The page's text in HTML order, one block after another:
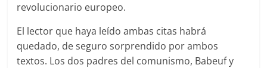
revolucionario europeo.
El lector que haya leído ambas citas habrá
quedado, de seguro sorprendido por ambos
textos. Los dos padres del comunismo, Babeuf y